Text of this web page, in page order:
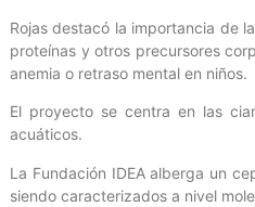
Rojas destacó la importancia de
proteínas y otros precursores
anemia o retraso mental en niños.
El proyecto se centra en las
acuáticos.
La Fundación IDEA alberga un
siendo caracterizados a nivel